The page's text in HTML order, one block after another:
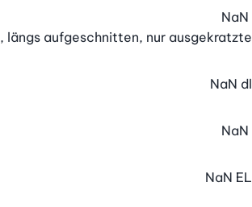
, längs aufgeschnitten, nur ausgekratzte
NaN
NaN dl
NaN
NaN EL